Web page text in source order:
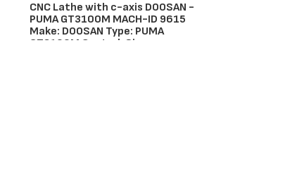
CNC Lathe with c-axis DOOSAN -
PUMA GT3100M MACH-ID 9615
Make: DOOSAN Type: PUMA
GT3100M Control: Si